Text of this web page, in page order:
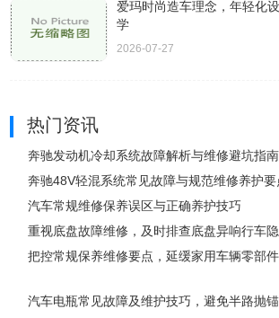
爱玛时尚造车理念，年轻化
学
2026-07-27
热门资讯
奔驰发动机冷却系统故障解析与维修避坑指南
奔驰48V轻混系统常见故障与规范维修养护要
汽车常规维修保养误区与正确养护技巧
重视底盘故障维修，及时排查底盘异响行车
把控常规保养维修要点，延缓家用车辆零部
汽车电瓶常见故障及维护技巧，避免半路抛锚